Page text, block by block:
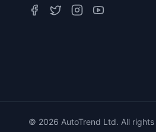
© 2026 AutoTrend Ltd. All rights